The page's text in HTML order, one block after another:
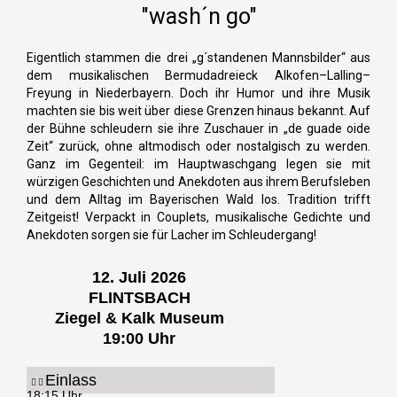
-
f
"wash´n go"
Eigentlich stammen die drei „g´standenen Mannsbilder“ aus
dem musikalischen Bermudadreieck Alkofen–Lalling–
Freyung in Niederbayern. Doch ihr Humor und ihre Musik
machten sie bis weit über diese Grenzen hinaus bekannt. Auf
der Bühne schleudern sie ihre Zuschauer in „de guade oide
Zeit“ zurück, ohne altmodisch oder nostalgisch zu werden.
Ganz im Gegenteil: im Hauptwaschgang legen sie mit
würzigen Geschichten und Anekdoten aus ihrem Berufsleben
und dem Alltag im Bayerischen Wald los. Tradition trifft
Zeitgeist! Verpackt in Couplets, musikalische Gedichte und
Anekdoten sorgen sie für Lacher im Schleudergang!
12. Juli 2026
FLINTSBACH
Ziegel & Kalk Museum
19:00 Uhr
Einlass